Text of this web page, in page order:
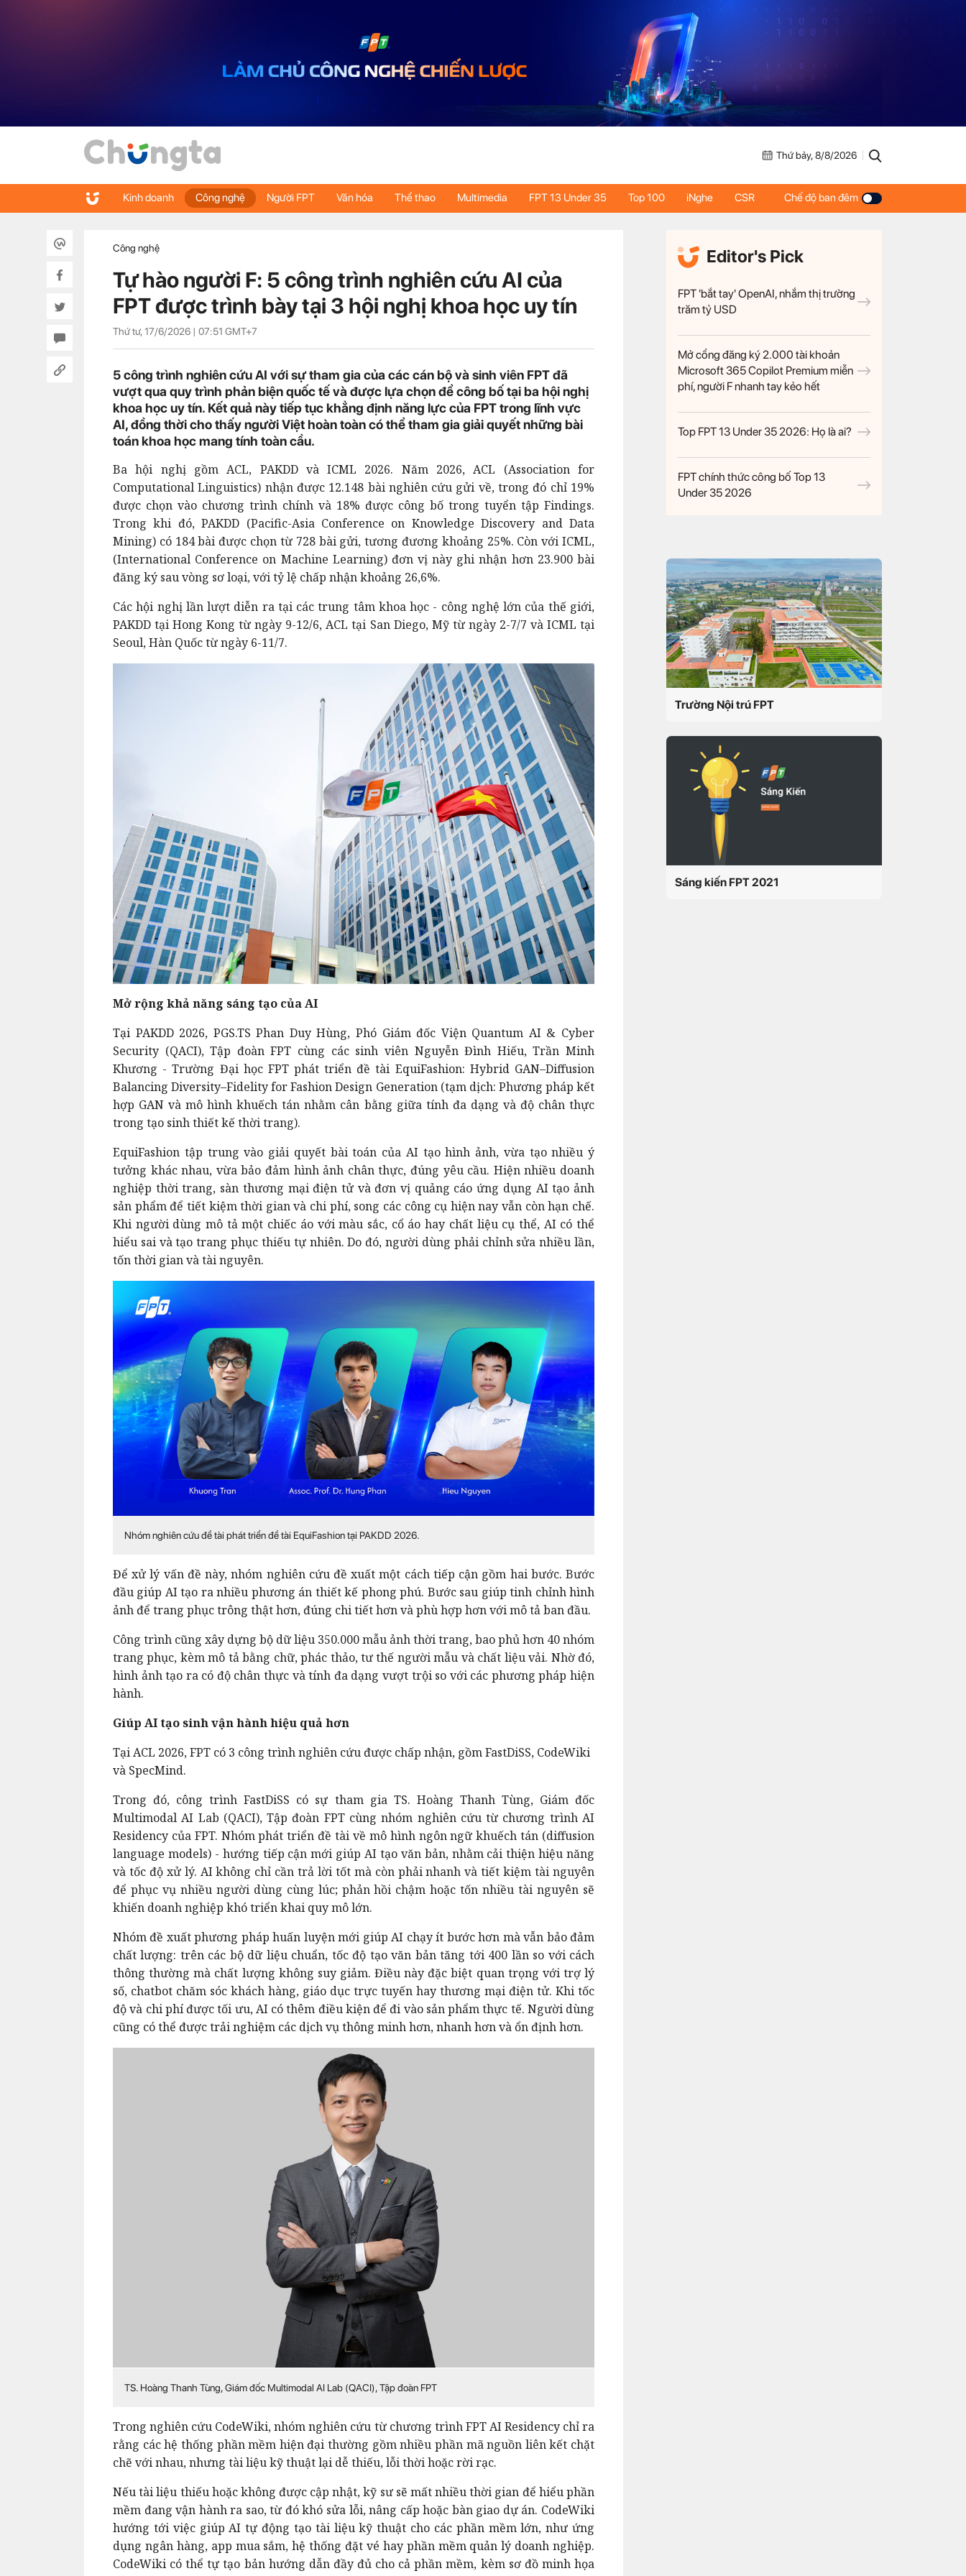
Thứ bảy, 8/8/2026
Kinh doanh Công nghệ Người FPT Văn hóa Thể thao Multimedia FPT 13 Under 35 Top 100 iNghe CSR Chế độ ban đêm
Công nghệ
Tự hào người F: 5 công trình nghiên cứu AI của
FPT được trình bày tại 3 hội nghị khoa học uy tín
Thứ tư, 17/6/2026 | 07:51 GMT+7
5 công trình nghiên cứu AI với sự tham gia của các cán bộ và sinh viên FPT đã
vượt qua quy trình phản biện quốc tế và được lựa chọn để công bố tại ba hội nghị
khoa học uy tín. Kết quả này tiếp tục khẳng định năng lực của FPT trong lĩnh vực
AI, đồng thời cho thấy người Việt hoàn toàn có thể tham gia giải quyết những bài
toán khoa học mang tính toàn cầu.
Ba hội nghị gồm ACL, PAKDD và ICML 2026. Năm 2026, ACL (Association for
Computational Linguistics) nhận được 12.148 bài nghiên cứu gửi về, trong đó chỉ 19%
được chọn vào chương trình chính và 18% được công bố trong tuyển tập Findings.
Trong khi đó, PAKDD (Pacific-Asia Conference on Knowledge Discovery and Data
Mining) có 184 bài được chọn từ 728 bài gửi, tương đương khoảng 25%. Còn với ICML,
(International Conference on Machine Learning) đơn vị này ghi nhận hơn 23.900 bài
đăng ký sau vòng sơ loại, với tỷ lệ chấp nhận khoảng 26,6%.
Các hội nghị lần lượt diễn ra tại các trung tâm khoa học - công nghệ lớn của thế giới,
PAKDD tại Hong Kong từ ngày 9-12/6, ACL tại San Diego, Mỹ từ ngày 2-7/7 và ICML tại
Seoul, Hàn Quốc từ ngày 6-11/7.
Mở rộng khả năng sáng tạo của AI
Tại PAKDD 2026, PGS.TS Phan Duy Hùng, Phó Giám đốc Viện Quantum AI & Cyber
Security (QACI), Tập đoàn FPT cùng các sinh viên Nguyễn Đình Hiếu, Trần Minh
Khương - Trường Đại học FPT phát triển đề tài EquiFashion: Hybrid GAN–Diffusion
Balancing Diversity–Fidelity for Fashion Design Generation (tạm dịch: Phương pháp kết
hợp GAN và mô hình khuếch tán nhằm cân bằng giữa tính đa dạng và độ chân thực
trong tạo sinh thiết kế thời trang).
EquiFashion tập trung vào giải quyết bài toán của AI tạo hình ảnh, vừa tạo nhiều ý
tưởng khác nhau, vừa bảo đảm hình ảnh chân thực, đúng yêu cầu. Hiện nhiều doanh
nghiệp thời trang, sàn thương mại điện tử và đơn vị quảng cáo ứng dụng AI tạo ảnh
sản phẩm để tiết kiệm thời gian và chi phí, song các công cụ hiện nay vẫn còn hạn chế.
Khi người dùng mô tả một chiếc áo với màu sắc, cổ áo hay chất liệu cụ thể, AI có thể
hiểu sai và tạo trang phục thiếu tự nhiên. Do đó, người dùng phải chỉnh sửa nhiều lần,
tốn thời gian và tài nguyên.
Nhóm nghiên cứu đề tài phát triển đề tài EquiFashion tại PAKDD 2026.
Để xử lý vấn đề này, nhóm nghiên cứu đề xuất một cách tiếp cận gồm hai bước. Bước
đầu giúp AI tạo ra nhiều phương án thiết kế phong phú. Bước sau giúp tinh chỉnh hình
ảnh để trang phục trông thật hơn, đúng chi tiết hơn và phù hợp hơn với mô tả ban đầu.
Công trình cũng xây dựng bộ dữ liệu 350.000 mẫu ảnh thời trang, bao phủ hơn 40 nhóm
trang phục, kèm mô tả bằng chữ, phác thảo, tư thế người mẫu và chất liệu vải. Nhờ đó,
hình ảnh tạo ra có độ chân thực và tính đa dạng vượt trội so với các phương pháp hiện
hành.
Giúp AI tạo sinh vận hành hiệu quả hơn
Tại ACL 2026, FPT có 3 công trình nghiên cứu được chấp nhận, gồm FastDiSS, CodeWiki
và SpecMind.
Trong đó, công trình FastDiSS có sự tham gia TS. Hoàng Thanh Tùng, Giám đốc
Multimodal AI Lab (QACI), Tập đoàn FPT cùng nhóm nghiên cứu từ chương trình AI
Residency của FPT. Nhóm phát triển đề tài về mô hình ngôn ngữ khuếch tán (diffusion
language models) - hướng tiếp cận mới giúp AI tạo văn bản, nhằm cải thiện hiệu năng
và tốc độ xử lý. AI không chỉ cần trả lời tốt mà còn phải nhanh và tiết kiệm tài nguyên
để phục vụ nhiều người dùng cùng lúc; phản hồi chậm hoặc tốn nhiều tài nguyên sẽ
khiến doanh nghiệp khó triển khai quy mô lớn.
Nhóm đề xuất phương pháp huấn luyện mới giúp AI chạy ít bước hơn mà vẫn bảo đảm
chất lượng: trên các bộ dữ liệu chuẩn, tốc độ tạo văn bản tăng tới 400 lần so với cách
thông thường mà chất lượng không suy giảm. Điều này đặc biệt quan trọng với trợ lý
số, chatbot chăm sóc khách hàng, giáo dục trực tuyến hay thương mại điện tử. Khi tốc
độ và chi phí được tối ưu, AI có thêm điều kiện để đi vào sản phẩm thực tế. Người dùng
cũng có thể được trải nghiệm các dịch vụ thông minh hơn, nhanh hơn và ổn định hơn.
TS. Hoàng Thanh Tùng, Giám đốc Multimodal AI Lab (QACI), Tập đoàn FPT
Trong nghiên cứu CodeWiki, nhóm nghiên cứu từ chương trình FPT AI Residency chỉ ra
rằng các hệ thống phần mềm hiện đại thường gồm nhiều phần mã nguồn liên kết chặt
chẽ với nhau, nhưng tài liệu kỹ thuật lại dễ thiếu, lỗi thời hoặc rời rạc.
Nếu tài liệu thiếu hoặc không được cập nhật, kỹ sư sẽ mất nhiều thời gian để hiểu phần
mềm đang vận hành ra sao, từ đó khó sửa lỗi, nâng cấp hoặc bàn giao dự án. CodeWiki
hướng tới việc giúp AI tự động tạo tài liệu kỹ thuật cho các phần mềm lớn, như ứng
dụng ngân hàng, app mua sắm, hệ thống đặt vé hay phần mềm quản lý doanh nghiệp.
CodeWiki có thể tự tạo bản hướng dẫn đầy đủ cho cả phần mềm, kèm sơ đồ minh họa
Editor's Pick
FPT 'bắt tay' OpenAI, nhắm thị trường
trăm tỷ USD
Mở cổng đăng ký 2.000 tài khoản
Microsoft 365 Copilot Premium miễn
phí, người F nhanh tay kẻo hết
Top FPT 13 Under 35 2026: Họ là ai?
FPT chính thức công bố Top 13
Under 35 2026
Trường Nội trú FPT
Sáng kiến FPT 2021